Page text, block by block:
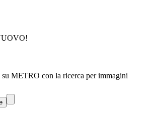
METRO con la ricerca per immagini